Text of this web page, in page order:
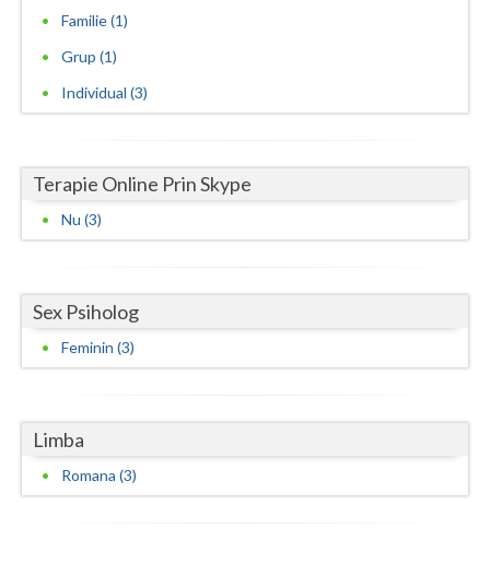
Familie (1)
Grup (1)
Individual (3)
Terapie Online Prin Skype
Nu (3)
Sex Psiholog
Feminin (3)
Limba
Romana (3)